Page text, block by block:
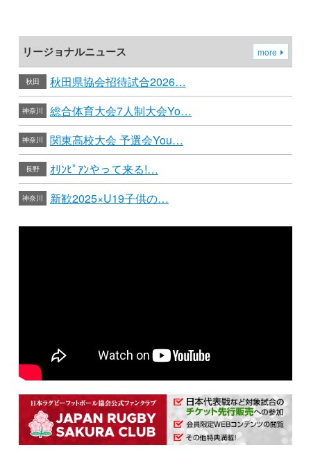
リージョナルニュース more
秋田 秋田県協会招待試合2026…
神奈川 総合体育大会7人制大会Yo…
神奈川 関東高校大会 予選会You…
長野 ｵﾘﾝﾋﾟｱﾝやって来る!…
神奈川 新歓2025×U19子供の…